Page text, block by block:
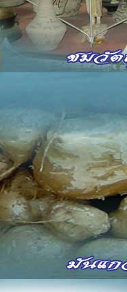
ทธศาสนาประเภทหนึ่ง
ฉพาะในงานทอดผ้าป่า
เราได้ประโยชน์จากกา
ดเพลิน ส่งเสริมวรรณกรร
บ้าน
ภัญญะ
วอนรัตนา
ามทั่วทิศา
ที่ประเสริฐ
กลในโลกา
เท่าพุทโธ
กันไหว้วันทา
จำคำสั่งสอน
าจารึกไว้
หน้าอยู่สุข